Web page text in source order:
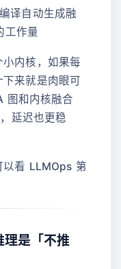
译自动生成融
工作量
内核，如果每
来就是肉眼可
图和内核融合
延迟也更稳
以看 LLMOps 第
理是「不推